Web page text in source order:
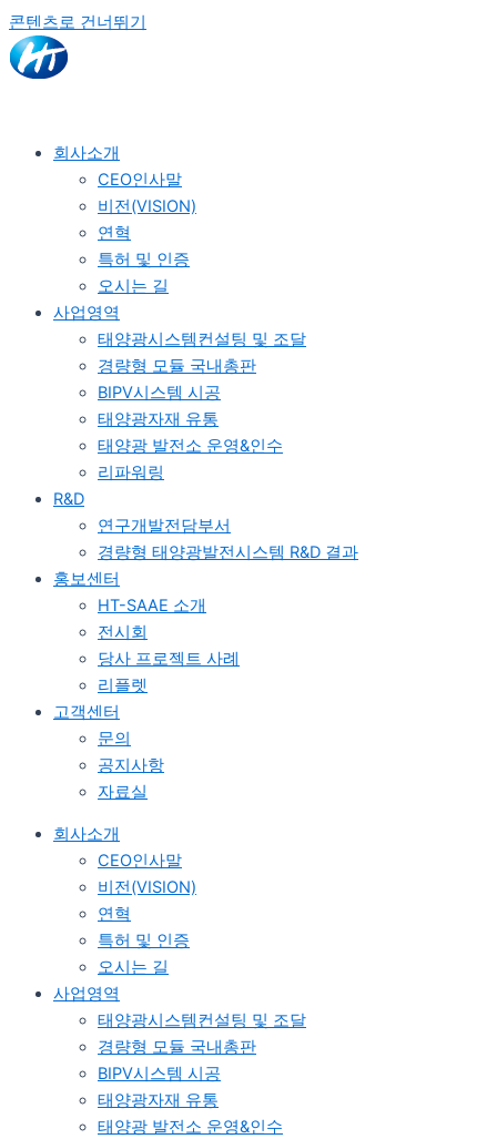
콘텐츠로 건너뛰기
회사소개
CEO인사말
비전(VISION)
연혁
특허 및 인증
오시는 길
사업영역
태양광시스템컨설팅 및 조달
경량형 모듈 국내총판
BIPV시스템 시공
태양광자재 유통
태양광 발전소 운영&인수
리파워링
R&D
연구개발전담부서
경량형 태양광발전시스템 R&D 결과
홍보센터
HT-SAAE 소개
전시회
당사 프로젝트 사례
리플렛
고객센터
문의
공지사항
자료실
회사소개
CEO인사말
비전(VISION)
연혁
특허 및 인증
오시는 길
사업영역
태양광시스템컨설팅 및 조달
경량형 모듈 국내총판
BIPV시스템 시공
태양광자재 유통
태양광 발전소 운영&인수